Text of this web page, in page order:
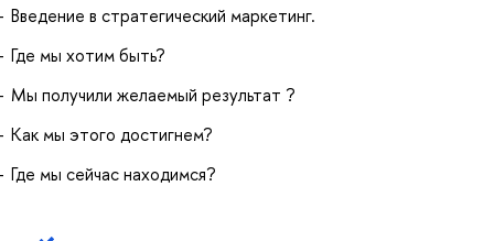
Введение в стратегический маркетинг.
Где мы хотим быть?
Мы получили желаемый результат ?
Как мы этого достигнем?
Где мы сейчас находимся?